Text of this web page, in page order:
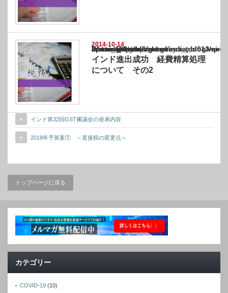
2014-10-14
Warning
: Undefined array key "show_category" in
/home/netst/kuno-cpa.co.jp/public_html/india_blog/wp-content/themes/
on line183
インド進出成功 経費精算処理
について その2
インド第32回GST審議会の発表内容
2019年予算案① ～直接税の変更点～
トップページに戻る
カテゴリー
COVID-19 (10)